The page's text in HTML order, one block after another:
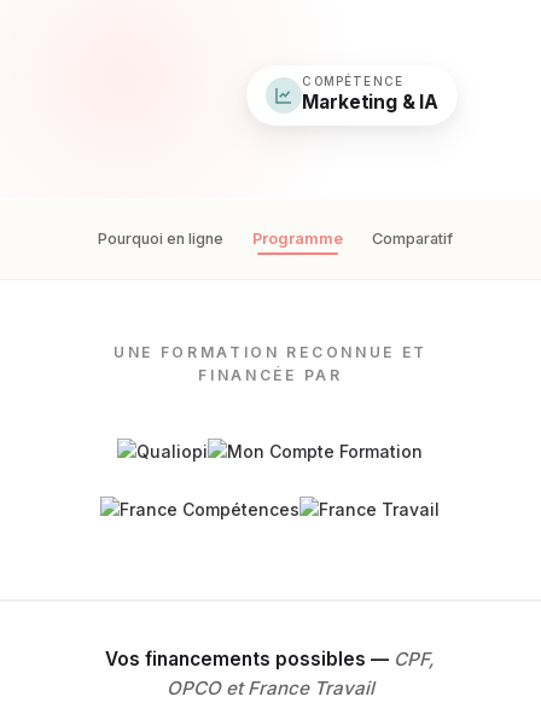
COMPÉTENCE
Marketing & IA
Pourquoi en ligne Programme Comparatif
UNE FORMATION RECONNUE ET
FINANCÉE PAR
Vos financements possibles — CPF,
OPCO et France Travail